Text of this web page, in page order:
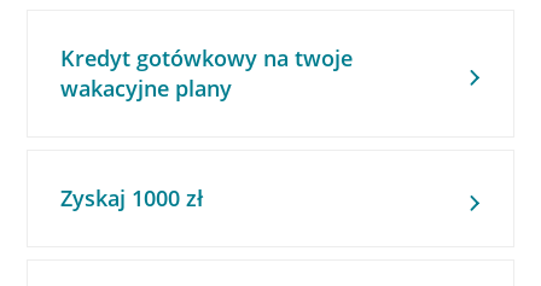
Kredyt gotówkowy na twoje
wakacyjne plany
Zyskaj 1000 zł